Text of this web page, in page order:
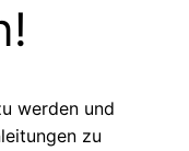
werden und
zu